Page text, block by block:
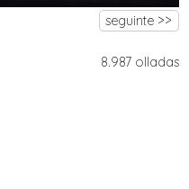
seguinte >>
8.987 olladas